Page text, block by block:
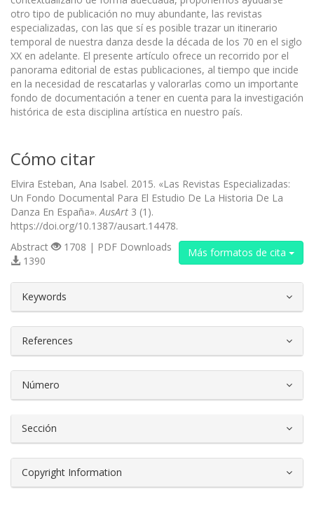
otro tipo de publicación no muy abundante, las revistas
especializadas, con las que sí es posible trazar un itinerario
temporal de nuestra danza desde la década de los 70 en el siglo
XX en adelante. El presente artículo ofrece un recorrido por el
panorama editorial de estas publicaciones, al tiempo que incide
en la necesidad de rescatarlas y valorarlas como un importante
fondo de documentación a tener en cuenta para la investigación
histórica de esta disciplina artística en nuestro país.
Cómo citar
Elvira Esteban, Ana Isabel. 2015. «Las Revistas Especializadas:
Un Fondo Documental Para El Estudio De La Historia De La
Danza En España». AusArt 3 (1).
https://doi.org/10.1387/ausart.14478.
Más formatos de cita
Abstract
1708 | PDF Downloads
1390
Keywords
References
Número
Sección
Copyright Information